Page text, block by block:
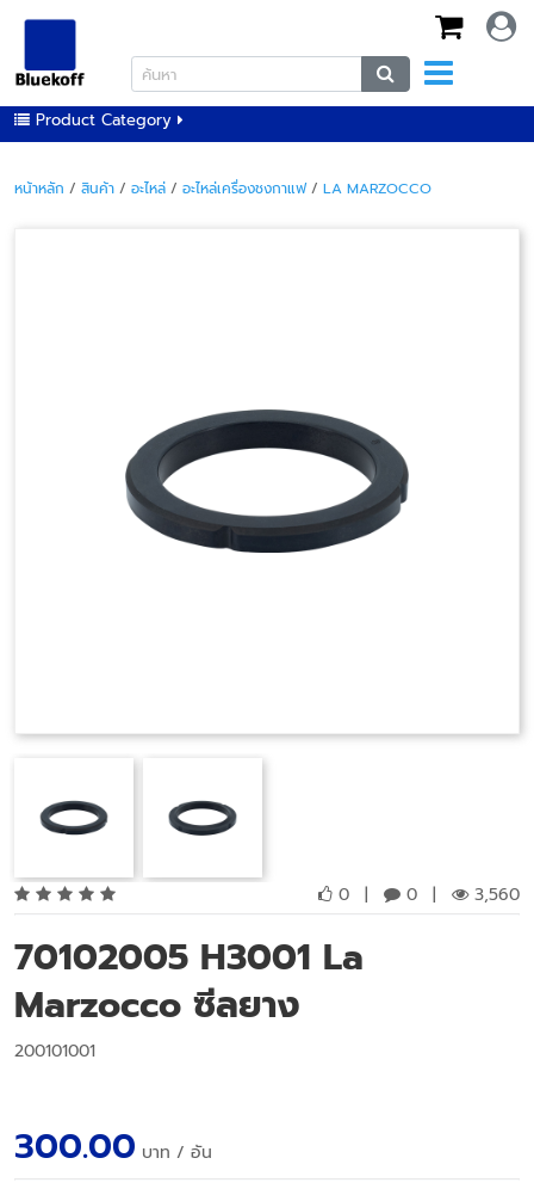
Product Category
หน้าหลัก / สินค้า / อะไหล่ / อะไหล่เครื่องชงกาแฟ/ LA MARZOCCO
0 | 0 | 3,560
70102005 H3001 La
Marzocco ซีลยาง
200101001
300.00 บาท / อัน